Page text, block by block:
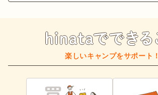
楽しいキャンプをサポート！